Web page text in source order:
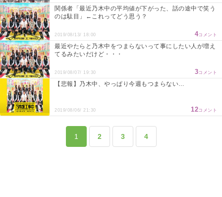
関係者「最近乃木中の平均値が下がった、話の途中で笑う
のは駄目」←これってどう思う？
2019/08/13/ 18:00 4コメント
最近やたらと乃木中をつまらないって事にしたい人が増え
てるみたいだけど・・・
2019/08/07/ 19:30 3コメント
【悲報】乃木中、やっぱり今週もつまらない…
2019/08/06/ 21:30 12コメント
1 2 3 4